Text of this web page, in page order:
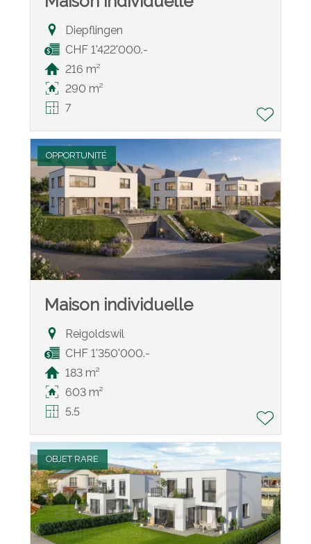
Diepflingen
CHF 1'422'000.-
216 m²
290 m²
7
OPPORTUNITÉ
Maison individuelle
Reigoldswil
CHF 1'350'000.-
183 m²
603 m²
5.5
OBJET RARE